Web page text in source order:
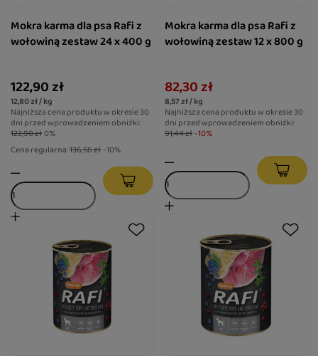
Mokra karma dla psa Rafi z
wołowiną zestaw 24 x 400 g
122,90 zł
12,80 zł / kg
Najniższa cena produktu w okresie 30
dni przed wprowadzeniem obniżki:
122,90 zł0%
Cena regularna:136,56 zł -10%
Mokra karma dla psa Rafi z
wołowiną zestaw 12 x 800 g
82,30 zł
8,57 zł / kg
Najniższa cena produktu w okresie 30
dni przed wprowadzeniem obniżki:
91,44 zł -10%